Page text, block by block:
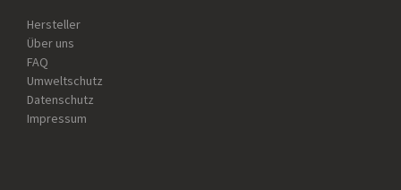
Hersteller
Über uns
FAQ
Umweltschutz
Datenschutz
Impressum